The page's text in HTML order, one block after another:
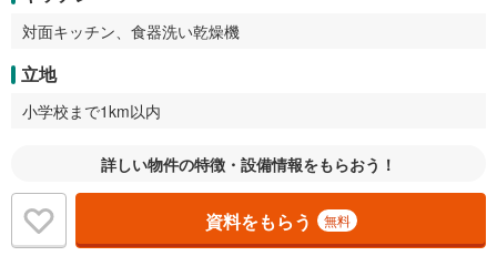
対面キッチン、食器洗い乾燥機
立地
小学校まで1km以内
詳しい物件の特徴・設備情報をもらおう！
資料をもらう 無料